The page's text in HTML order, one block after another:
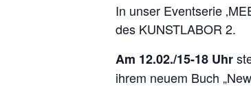
In unser Eventserie
des KUNSTLABOR 2.
Am 12.02./15-18 Uhr
ihrem neuem Buch